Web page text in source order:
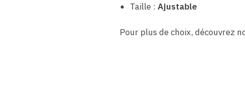
Taille : Ajustable
Pour plus de choix, découvrez